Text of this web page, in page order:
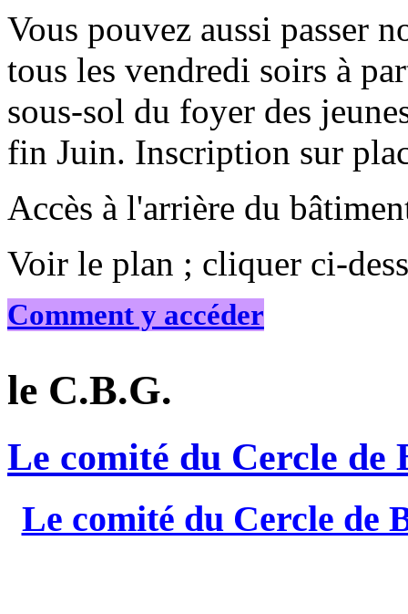
Vous pouvez aussi passer
tous les vendredi soirs à
sous-sol du foyer des
fin Juin. Inscription sur
Accès à l'arrière du
Voir le plan ; cliquer ci-
Comment y accéder
le C.B.G.
Le comité du Cercle
Le comité du Cercle de